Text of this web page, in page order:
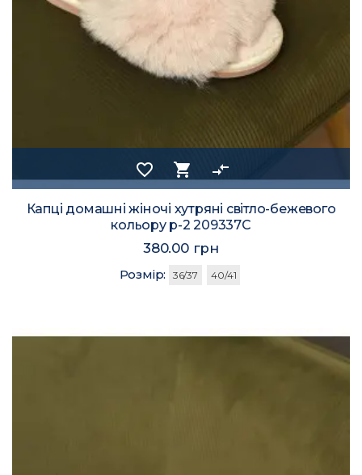
favorite_border shopping_cart compare_arrows
Капці домашні жіночі хутряні світло-бежевого
кольору р-2 209337C
380.00 грн
Розмір: 36/37 40/41